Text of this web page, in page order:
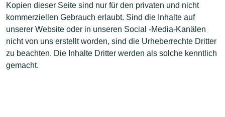
Kopien dieser Seite sind nur für den privaten und nicht
kommerziellen Gebrauch erlaubt. Sind die Inhalte auf
unserer Website oder in unseren Social -Media-Kanälen
nicht von uns erstellt worden, sind die Urheberrechte Dritter
zu beachten. Die Inhalte Dritter werden als solche kenntlich
gemacht.